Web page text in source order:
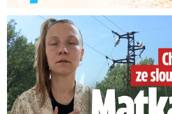
Smrtelný pád chlapce: Matka